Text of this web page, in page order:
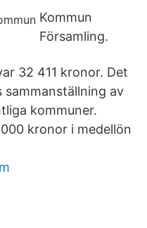
Kommun
Församling.
32 411 kronor. Det
sammanställning av
kommuner.
kronor i medellön